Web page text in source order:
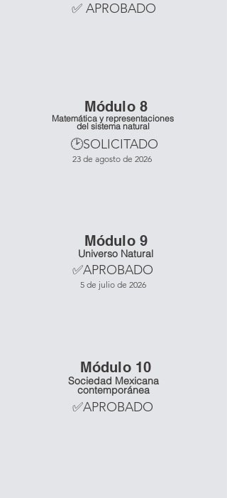
✅ APROBADO
Matemática y representaciones
del sistema natural
Módulo 8
🕑SOLICITADO
23 de agosto de 2026
Módulo 9
Universo Natural
✅APROBADO
5 de julio de 2026
Sociedad Mexicana
contemporánea
✅APROBADO
Módulo 10